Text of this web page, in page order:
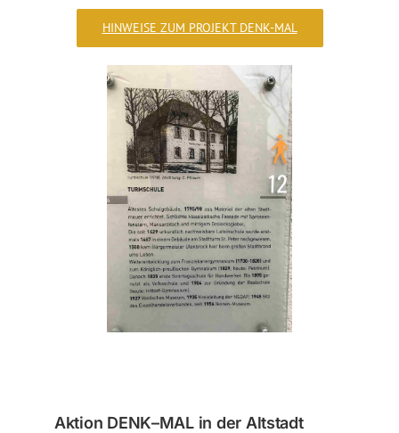
HINWEISE ZUM PROJEKT DENK-MAL
Aktion DENK–MAL in der Altstadt